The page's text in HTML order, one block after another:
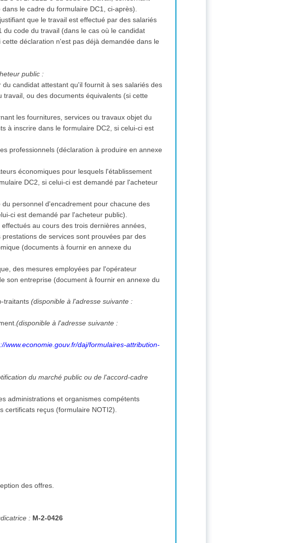
le cadre du formulaire DC1, ci-après).
que le travail est effectué par des salariés
code du travail (dans le cas où le candidat
déclaration n'est pas déjà demandée dans le
public :
candidat attestant qu'il fournit à ses salariés des
ou des documents équivalents (si cette
les fournitures, services ou travaux objet du
à inscrire dans le formulaire DC2, si celui-ci est
professionnels (déclaration à produire en annexe
économiques pour lesquels l'établissement
DC2, si celui-ci est demandé par l'acheteur
personnel d'encadrement pour chacune des
ci est demandé par l'acheteur public).
au cours des trois dernières années,
de services sont prouvées par des
(documents à fournir en annexe du
des mesures employées par l'opérateur
son entreprise (document à fournir en annexe du
traitants(disponible à l'adresse suivante :
(disponible à l'adresse suivante :
www.economie.gouv.fr/daj/formulaires-attribution-
du marché public ou de l'accord-cadre
administrations et organismes compétents
certificats reçus (formulaire NOTI2).
compter de la date limite de réception des offres.
: M-2-0426